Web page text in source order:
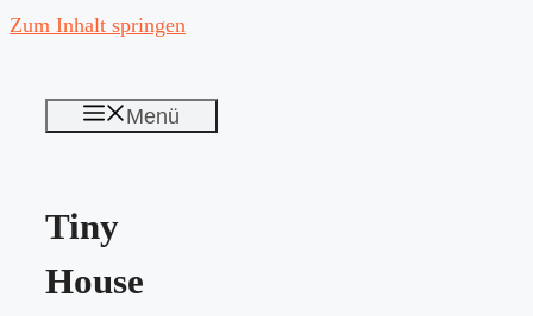
Zum Inhalt springen
Menü
Tiny
House